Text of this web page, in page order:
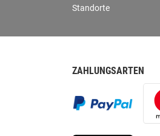
Standorte
ZAHLUNGSARTEN